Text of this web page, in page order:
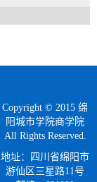
Copyright © 2015 绵
阳城市学院商学院
All Rights Reserved.
地址：四川省绵阳市
游仙区三星路11号